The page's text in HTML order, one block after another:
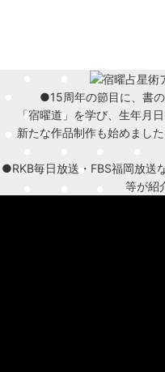
●15周年の節目に、書
「宿曜道」を学び、生年月
新たな作品制作も始めまし
●RKB毎日放送・FBS福岡放送
等が紹